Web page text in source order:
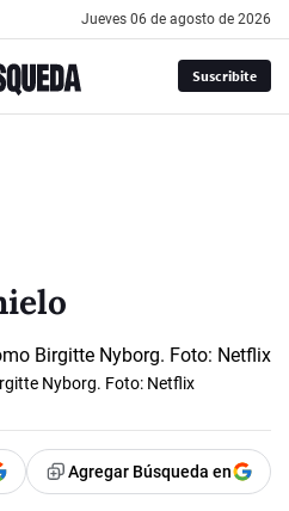
jueves 06 de agosto de 2026
Suscribite
Nyborg. Foto: Netflix
Agregar Búsqueda en